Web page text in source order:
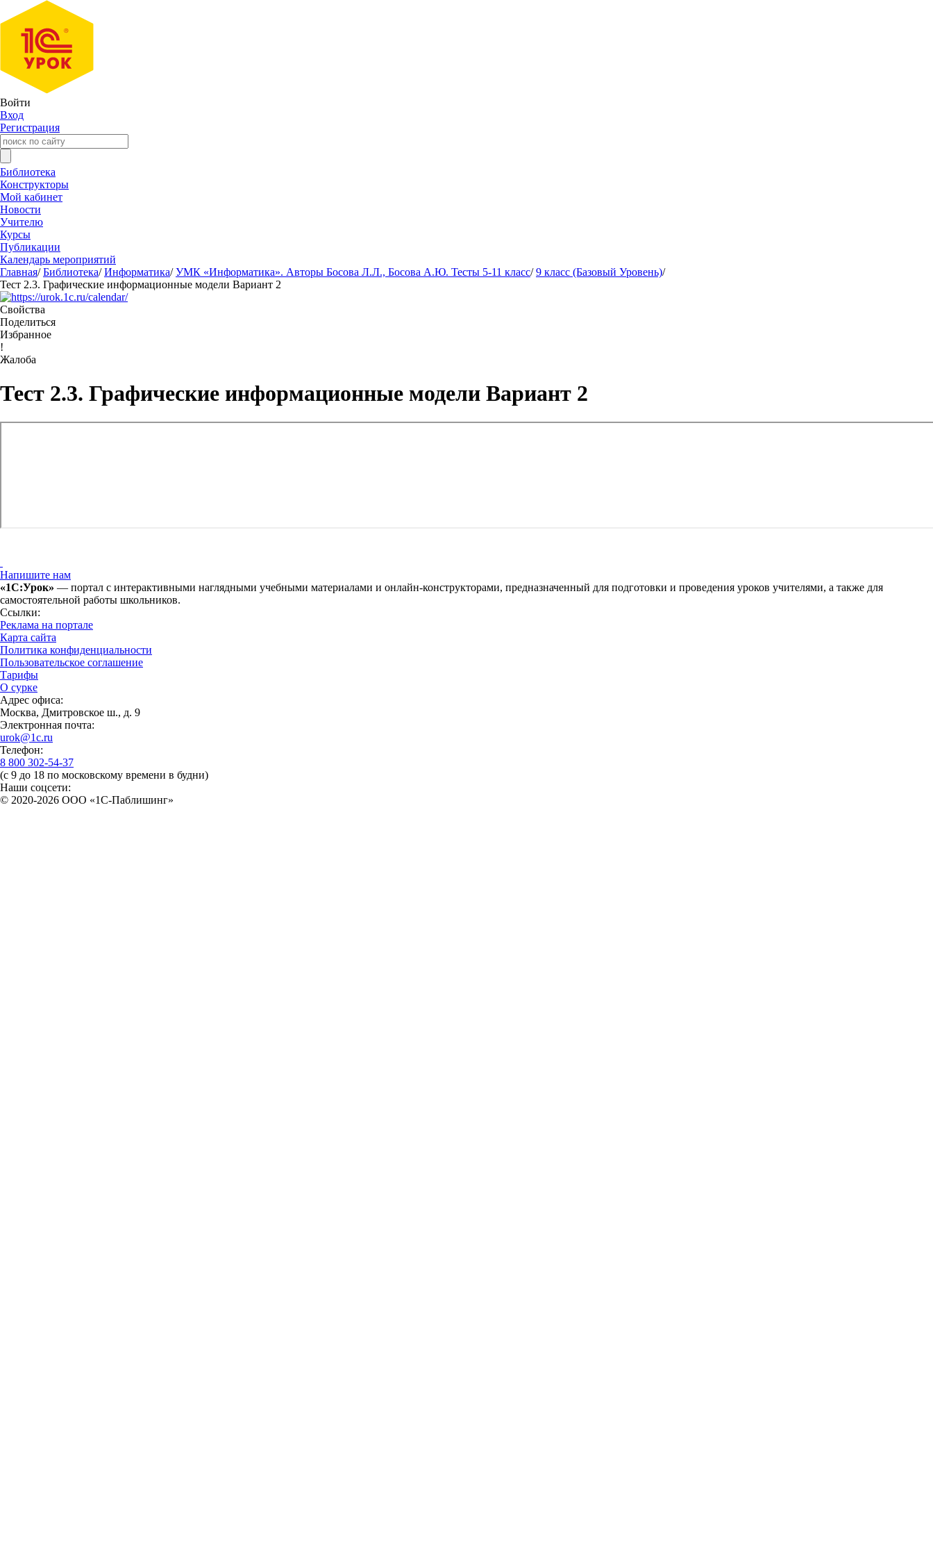
Войти
Вход
Регистрация
Библиотека
Конструкторы
Мой кабинет
Новости
Учителю
Курсы
Публикации
Календарь мероприятий
Главная/ Библиотека/ Информатика/ УМК «Информатика». Авторы Босова Л.Л., Босова А.Ю. Тесты 5-11 класс/ 9 класс (Базовый Уровень)/
Тест 2.3. Графические информационные модели Вариант 2
Свойства
Поделиться
Избранное
!
Жалоба
Тест 2.3. Графические информационные модели Вариант 2
Напишите нам
«1С:Урок» — портал с интерактивными наглядными учебными материалами и онлайн-конструкторами, предназначенный для подготовки и проведения уроков учителями, а также для
самостоятельной работы школьников.
Ссылки:
Реклама на портале
Карта сайта
Политика конфиденциальности
Пользовательское соглашение
Тарифы
О сурке
Адрес офиса:
Москва, Дмитровское ш., д. 9
Электронная почта:
urok@1c.ru
Телефон:
8 800 302-54-37
(с 9 до 18 по московскому времени в будни)
Наши соцсети:
© 2020-2026 OOO «1С-Паблишинг»